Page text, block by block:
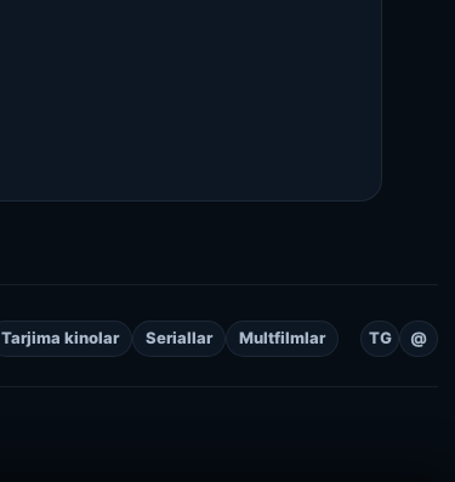
Tarjima kinolar Seriallar Multfilmlar TG @